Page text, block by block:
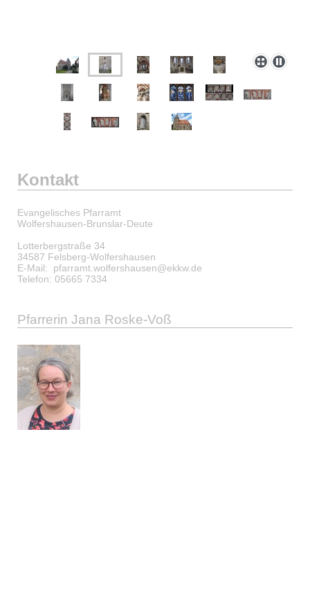
Kontakt
Evangelisches Pfarramt
Wolfershausen-Brunslar-Deute
Lotterbergstraße 34
34587 Felsberg-Wolfershausen
E-Mail: pfarramt.wolfershausen@ekkw.de
Telefon: 05665 7334
Pfarrerin Jana Roske-Voß